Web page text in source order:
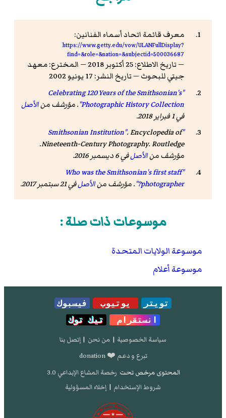
معرف قائمة اتحاد أسماء الفنانين:
https://www.getty.edu/vow/ULANFullDisplay?
find=&role=&nation=&subjectid=500036687
— تاريخ الاطلاع: 25 أكتوبر 2018 — المخترع: معهد
جيتي للبحوث — تاريخ النشر: 17 يونيو 2002
"Celebrating 120 Years of the Smithsonian's
Photographic History Collection" . مؤرشف منالأصل
في 1 فبراير 2018
.
"Smithsonian Institution"
.Encyclopedia of
Nineteenth-Century Photography
. Routledge.
مؤرشف منالأصلفي 6 ديسمبر 2016
.
"Who was the Smithsonian's first staff
photographer?" . مؤرشف منالأصلفي 21 سبتمبر 2017 .
موسوعات ذات صلة :
موسوعة الولايات المتحدة
موسوعة أعلام
تويتر يوتيوب
فيسبوك
انستقرام
تيك توك
سياسة الخصوصية | من نحن | إتصل بنا
تبرع و دعم ❤️ donation
المحتوى مرخص تحت رخصة المشاع الإبداعي 3.0
شروط الإستخدام | إخلاء المسؤولية